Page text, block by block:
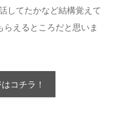
してたかなど結構覚えて
えるところだと思いま
コチラ！